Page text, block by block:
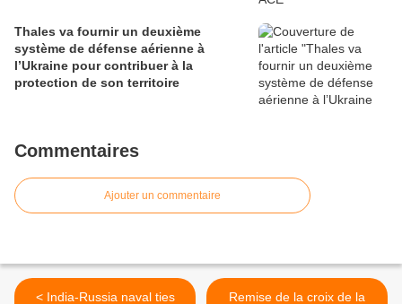
Thales va fournir un deuxième
système de défense aérienne à
l’Ukraine pour contribuer à la
protection de son territoire
Commentaires
Ajouter un commentaire
< India-Russia naval ties Remise de la croix de la